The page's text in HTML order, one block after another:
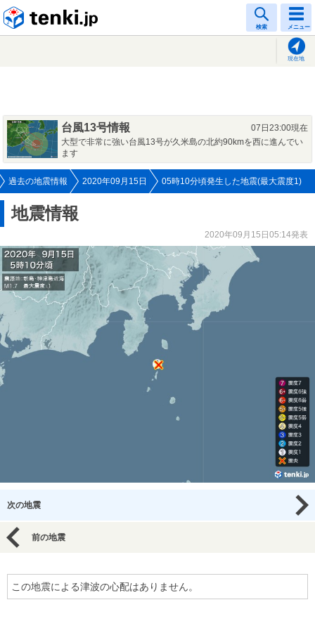
検索 メニュー
現在地
台風13号情報
07日23:00現在
大型で非常に強い台風13号が久米島の北約90kmを西に進んでい
ます
過去の地震情報 2020年09月15日 05時10分頃発生した地震(最大震度1)
地震情報
2020年09月15日05:14発表
次の地震
前の地震
この地震による津波の心配はありません。